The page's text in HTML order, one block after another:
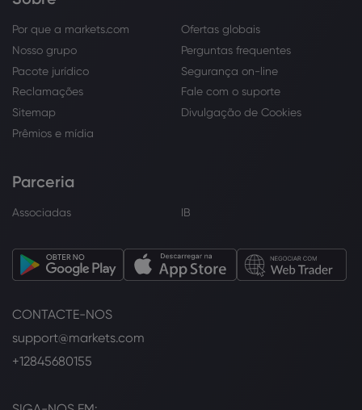
Por que a markets.com
Ofertas globais
Nosso grupo
Perguntas frequentes
Pacote jurídico
Segurança on-line
Reclamações
Fale com o suporte
Sitemap
Divulgação de Cookies
Prêmios e mídia
Parceria
Associadas IB
CONTACTE-NOS
support@markets.com
+12845680155